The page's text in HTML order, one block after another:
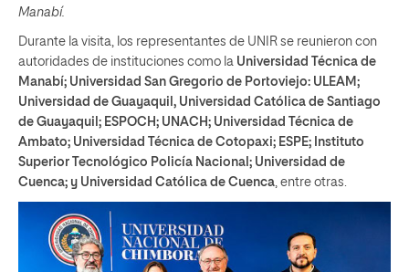
Manabí.
Durante la visita, los representantes de UNIR se reunieron con
autoridades de instituciones como la Universidad Técnica de
Manabí; Universidad San Gregorio de Portoviejo: ULEAM;
Universidad de Guayaquil, Universidad Católica de Santiago
de Guayaquil; ESPOCH; UNACH; Universidad Técnica de
Ambato; Universidad Técnica de Cotopaxi; ESPE; Instituto
Superior Tecnológico Policía Nacional; Universidad de
Cuenca; y Universidad Católica de Cuenca, entre otras.